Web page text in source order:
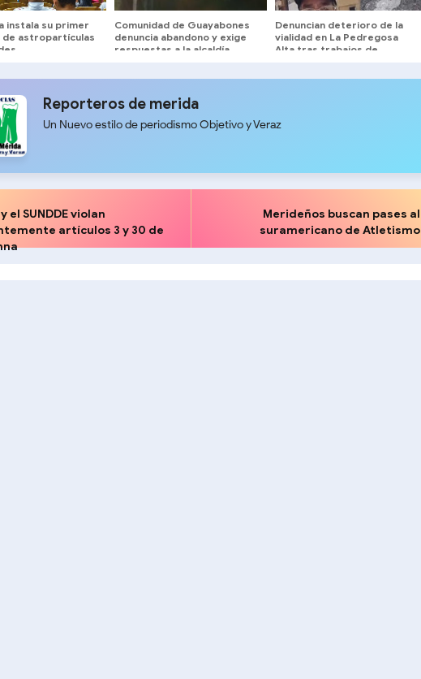
instala su primer
astropartículas
Comunidad de Guayabones
denuncia abandono y exige
respuestas a la alcaldía
Denuncian deterioro de la
vialidad en La Pedregosa
Alta tras trabajos de
Reporteros de merida
Un Nuevo estilo de periodismo Objetivo y Veraz
el SUNDDE violan
artículos 3 y 30 de
Merideños buscan pases al
suramericano de Atletismo